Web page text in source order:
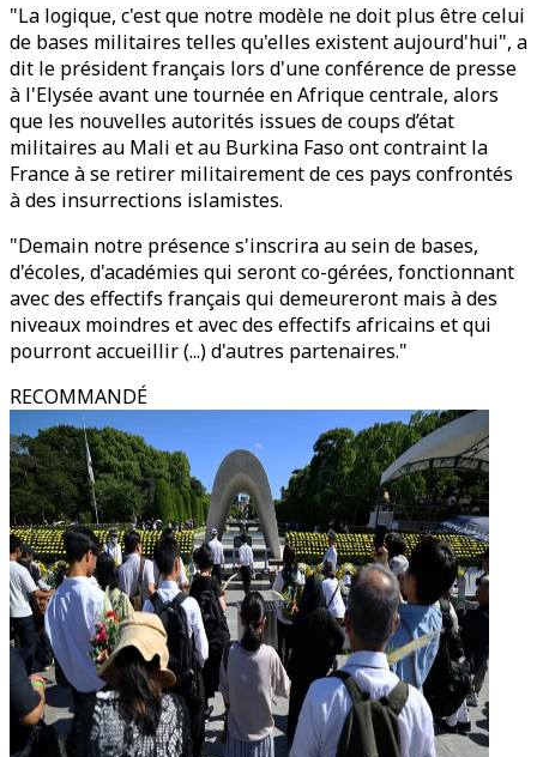
"La logique, c'est que notre modèle ne doit plus être celui
de bases militaires telles qu'elles existent aujourd'hui", a
dit le président français lors d'une conférence de presse
à l'Elysée avant une tournée en Afrique centrale, alors
que les nouvelles autorités issues de coups d’état
militaires au Mali et au Burkina Faso ont contraint la
France à se retirer militairement de ces pays confrontés
à des insurrections islamistes.
"Demain notre présence s'inscrira au sein de bases,
d'écoles, d'académies qui seront co-gérées, fonctionnant
avec des effectifs français qui demeureront mais à des
niveaux moindres et avec des effectifs africains et qui
pourront accueillir (...) d'autres partenaires."
RECOMMANDÉ